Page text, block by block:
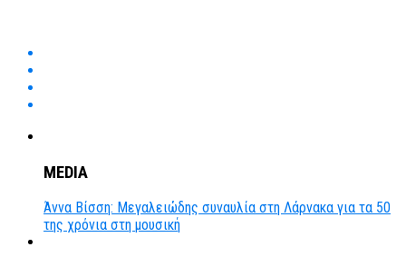
MEDIA
Άννα Βίσση: Μεγαλειώδης συναυλία στη Λάρνακα για τα 50
της χρόνια στη μουσική